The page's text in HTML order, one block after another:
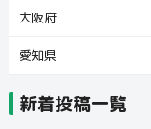
大阪府
愛知県
新着投稿一覧